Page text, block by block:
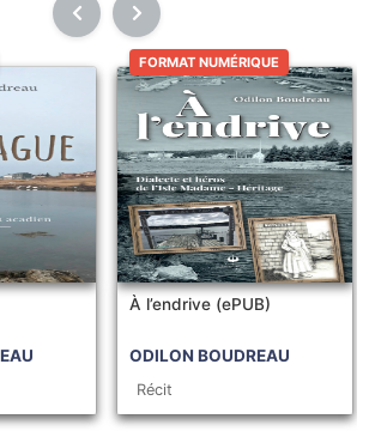
FORMAT NUMÉRIQUE
À l’endrive (ePUB)
ODILON BOUDREAU
Récit